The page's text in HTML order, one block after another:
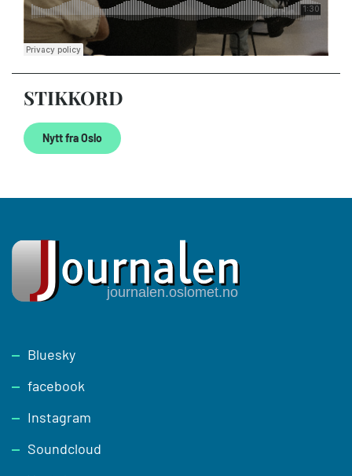
STIKKORD
Nytt fra Oslo
Footer
Bluesky
facebook
Instagram
Soundcloud